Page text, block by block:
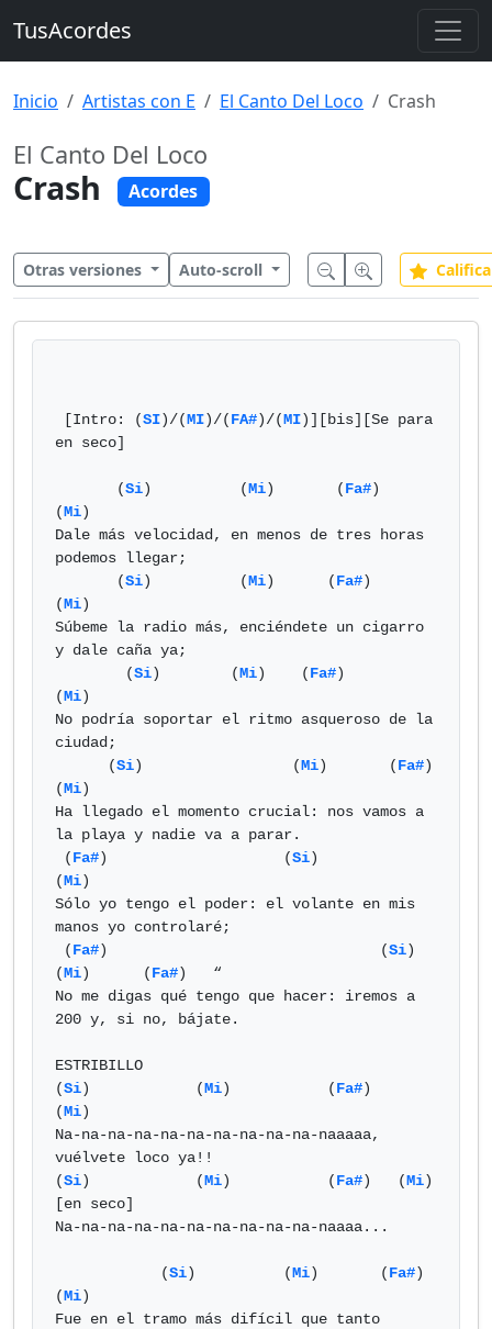
TusAcordes
Inicio Artistas con E El Canto Del Loco Crash
El Canto Del Loco
Crash Acordes
Otras versiones Auto-scroll
[Intro: (SI)/(MI)/(FA#)/(MI)][bis][Se para
en seco]
       (
Si)          (Mi)       (Fa#)
(Mi)
Dale más velocidad, en menos de tres horas
podemos llegar;
       (
Si)          (Mi)      (Fa#)
(Mi)
Súbeme la radio más, enciéndete un cigarro
y dale caña ya;
        (
Si)        (Mi)    (Fa#)
(Mi)
No podría soportar el ritmo asqueroso de la
ciudad;
      (
Si)                 (Mi)       (Fa#)
(Mi)
Ha llegado el momento crucial: nos vamos a
la playa y nadie va a parar.
(Fa#)                    (Si)
(Mi)
Sólo yo tengo el poder: el volante en mis
manos yo controlaré;
(Fa#)                               (Si)
(Mi)      (Fa#)   “
No me digas qué tengo que hacer: iremos a
200 y, si no, bájate.
ESTRIBILLO
(Si)            (Mi)           (Fa#)
(Mi)
Na-na-na-na-na-na-na-na-na-na-naaaaa,
vuélvete loco ya!!
(Si)            (Mi)           (Fa#)   (Mi)
[en seco]
Na-na-na-na-na-na-na-na-na-na-naaaa...
            (
Si)          (Mi)       (Fa#)
(Mi)
Fue en el tramo más difícil que tanto